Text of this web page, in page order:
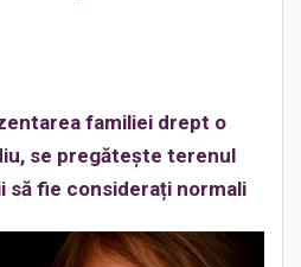
familiei drept o
se pregătește terenul
să fie considerați normali